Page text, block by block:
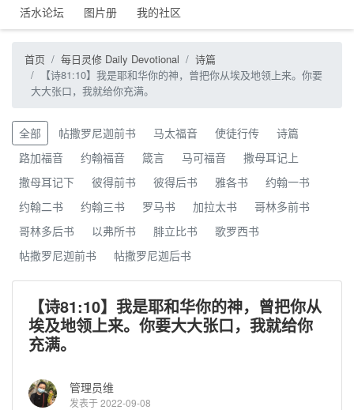
活水论坛 图片册 我的社区
首页 每日灵修 Daily Devotional
诗篇
【诗81:10】我是耶和华你的神，曾把你从埃及地领上来。你要
大大张口，我就给你充满。
全部 帖撒罗尼迦前书 马太福音 使徒行传
诗篇
路加福音
约翰福音 箴言 马可福音
撒母耳记上
撒母耳记下
彼得前书 彼得后书 雅各书
约翰一书
约翰二书
约翰三书 罗马书 加拉太书
哥林多前书
哥林多后书
以弗所书 腓立比书
歌罗西书
帖撒罗尼迦前书
帖撒罗尼迦后书
【诗81:10】我是耶和华你的神，曾把你从
埃及地领上来。你要大大张口，我就给你
充满。
管理员维
发表于 2022-09-08